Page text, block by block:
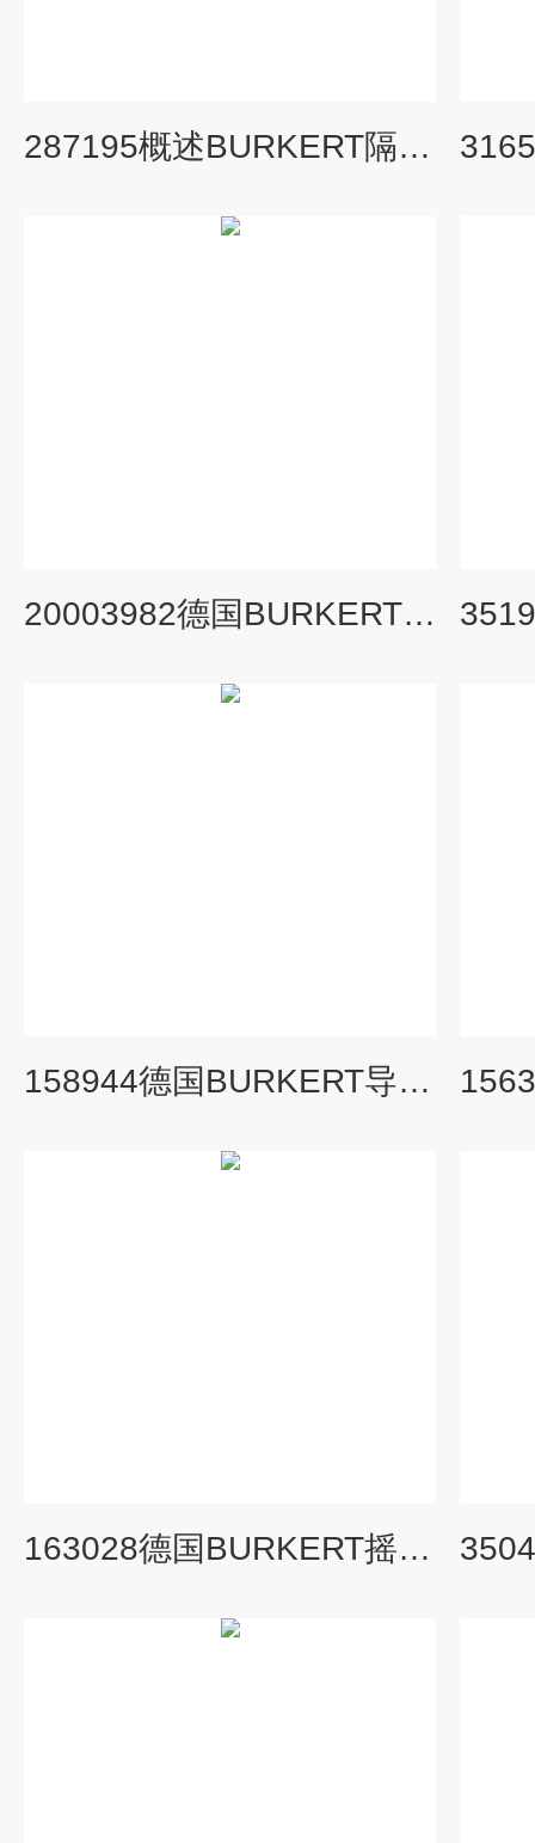
287195概述BURKERT隔离膜片摇臂电磁阀相关术语
20003982德国BURKERT两位三通电磁阀操作方法
158944德国BURKERT导控制电磁阀 技术参数
163028德国BURKERT摇臂导阀结构特点